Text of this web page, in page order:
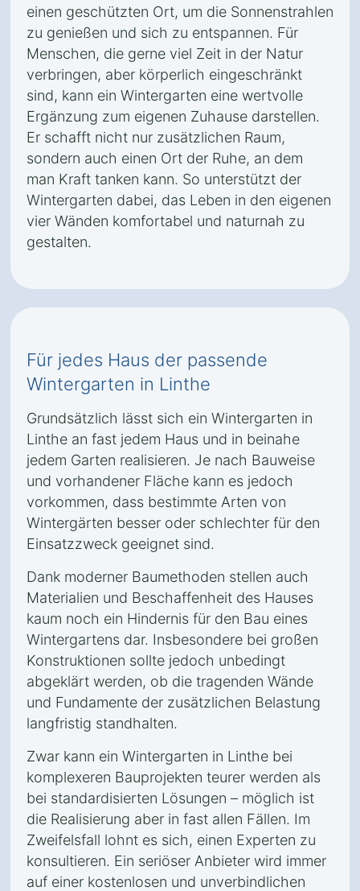
einen geschützten Ort, um die Sonnenstrahlen
zu genießen und sich zu entspannen. Für
Menschen, die gerne viel Zeit in der Natur
verbringen, aber körperlich eingeschränkt
sind, kann ein Wintergarten eine wertvolle
Ergänzung zum eigenen Zuhause darstellen.
Er schafft nicht nur zusätzlichen Raum,
sondern auch einen Ort der Ruhe, an dem
man Kraft tanken kann. So unterstützt der
Wintergarten dabei, das Leben in den eigenen
vier Wänden komfortabel und naturnah zu
gestalten.
Für jedes Haus der passende
Wintergarten in Linthe
Grundsätzlich lässt sich ein Wintergarten in
Linthe an fast jedem Haus und in beinahe
jedem Garten realisieren. Je nach Bauweise
und vorhandener Fläche kann es jedoch
vorkommen, dass bestimmte Arten von
Wintergärten besser oder schlechter für den
Einsatzzweck geeignet sind.
Dank moderner Baumethoden stellen auch
Materialien und Beschaffenheit des Hauses
kaum noch ein Hindernis für den Bau eines
Wintergartens dar. Insbesondere bei großen
Konstruktionen sollte jedoch unbedingt
abgeklärt werden, ob die tragenden Wände
und Fundamente der zusätzlichen Belastung
langfristig standhalten.
Zwar kann ein Wintergarten in Linthe bei
komplexeren Bauprojekten teurer werden als
bei standardisierten Lösungen – möglich ist
die Realisierung aber in fast allen Fällen. Im
Zweifelsfall lohnt es sich, einen Experten zu
konsultieren. Ein seriöser Anbieter wird immer
auf einer kostenlosen und unverbindlichen